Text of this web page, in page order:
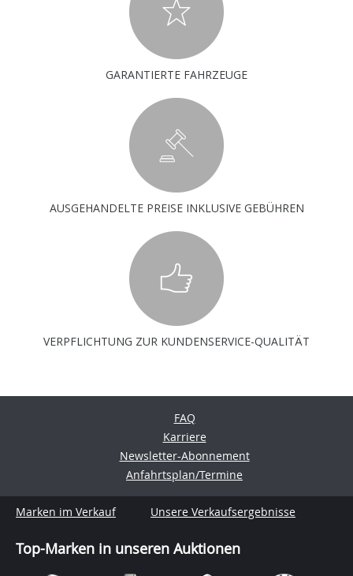
GARANTIERTE FAHRZEUGE
AUSGEHANDELTE PREISE INKLUSIVE GEBÜHREN
VERPFLICHTUNG ZUR KUNDENSERVICE-QUALITÄT
FAQ
Karriere
Newsletter-Abonnement
Anfahrtsplan/Termine
Marken im Verkauf Unsere Verkaufsergebnisse
Top-Marken in unseren Auktionen